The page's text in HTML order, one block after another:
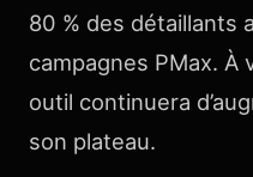
80 % des détaillants
campagnes PMax. À
outil continuera
son plateau.